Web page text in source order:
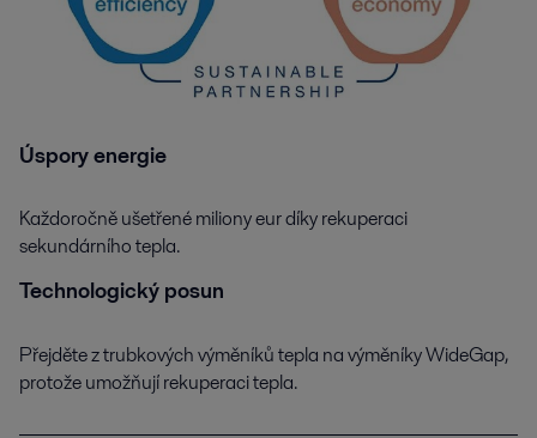
Úspory energie
Každoročně ušetřené miliony eur díky rekuperaci
sekundárního tepla.
Technologický posun
Přejděte z trubkových výměníků tepla na výměníky WideGap,
protože umožňují rekuperaci tepla.